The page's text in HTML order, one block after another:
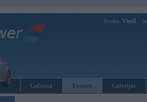
Sveiks, Viesi!
Galvenā Forums Galerijas